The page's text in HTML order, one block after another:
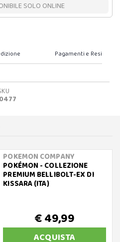
SOLO ONLINE
Pagamenti e Resi
POKEMON COMPANY
POKÉMON - COLLEZIONE
PREMIUM BELLIBOLT-EX DI
KISSARA (ITA)
€ 49,99
ACQUISTA